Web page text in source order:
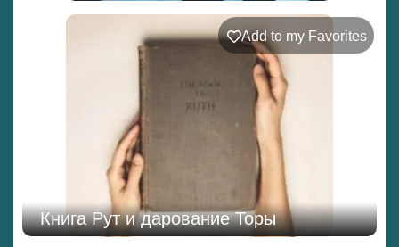
Add to my Favorites
Книга Рут и дарование Торы